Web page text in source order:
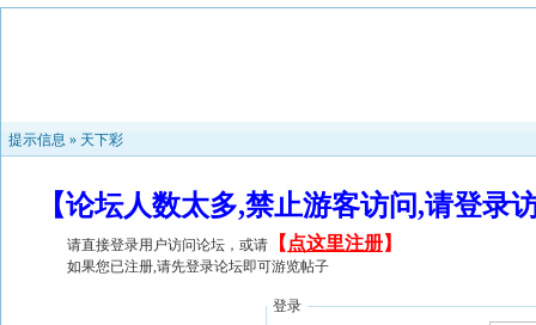
提示信息 » 天下彩
【论坛人数太多,禁止游客访问,请登
请直接登录用户访问论坛，或请 【 点这里注册】
如果您已注册,请先登录论坛即可游览帖子
登录